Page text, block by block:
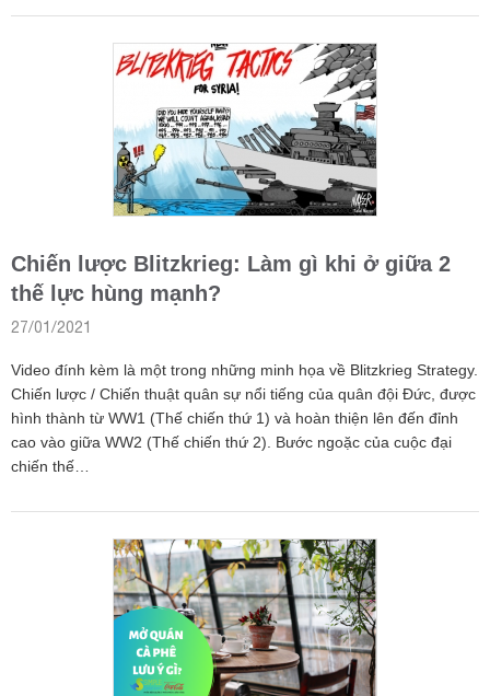
nhiều hàng hơn (không chỉ cho sales!)
Là người bán hàng, có bao giờ bạn tự hỏi: “Làm sao để bán được
hàng? Làm thế nào bán hàng nhiều hơn?”. Chắc chắn là có!
Chiến lược Blitzkrieg: Làm gì khi ở giữa 2
thế lực hùng mạnh?
27/01/2021
Video đính kèm là một trong những minh họa về Blitzkrieg Strategy.
Chiến lược / Chiến thuật quân sự nổi tiếng của quân đội Đức, được
hình thành từ WW1 (Thế chiến thứ 1) và hoàn thiện lên đến đỉnh
cao vào giữa WW2 (Thế chiến thứ 2). Bước ngoặc của cuộc đại